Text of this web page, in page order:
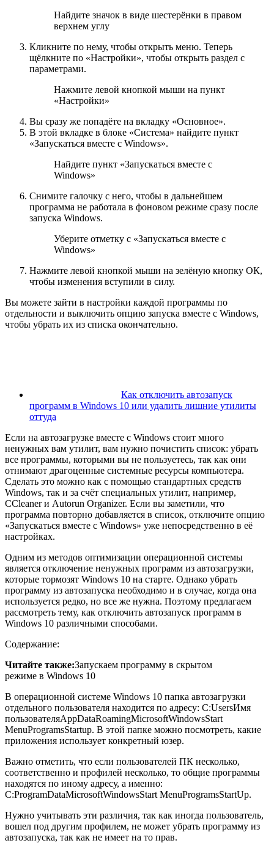
Найдите значок в виде шестерёнки в правом
верхнем углу
Кликните по нему, чтобы открыть меню. Теперь
щёлкните по «Настройки», чтобы открыть раздел с
параметрами.
Нажмите левой кнопкой мыши на пункт
«Настройки»
Вы сразу же попадёте на вкладку «Основное».
В этой вкладке в блоке «Система» найдите пункт
«Запускаться вместе с Windows».
Найдите пункт «Запускаться вместе с
Windows»
Снимите галочку с него, чтобы в дальнейшем
программа не работала в фоновом режиме сразу после
запуска Windows.
Уберите отметку с «Запускаться вместе с
Windows»
Нажмите левой кнопкой мыши на зелёную кнопку ОК,
чтобы изменения вступили в силу.
Вы можете зайти в настройки каждой программы по
отдельности и выключить опцию запуска вместе с Windows,
чтобы убрать их из списка окончательно.
Как отключить автозапуск
программ в Windows 10 или удалить лишние утилиты
оттуда
Если на автозагрузке вместе с Windows стоит много
ненужных вам утилит, вам нужно почистить список: убрать
все программы, которыми вы не пользуетесь, так как они
отнимают драгоценные системные ресурсы компьютера.
Сделать это можно как с помощью стандартных средств
Windows, так и за счёт специальных утилит, например,
CCleaner и Autorun Organizer. Если вы заметили, что
программа повторно добавляется в список, отключите опцию
«Запускаться вместе с Windows» уже непосредственно в её
настройках.
Одним из методов оптимизации операционной системы
является отключение ненужных программ из автозагрузки,
которые тормозят Windows 10 на старте. Однако убрать
программу из автозапуска необходимо и в случае, когда она
используется редко, но все же нужна. Поэтому предлагаем
рассмотреть тему, как отключить автозапуск программ в
Windows 10 различными способами.
Содержание:
Читайте также:Запускаем программу в скрытом
режиме в Windows 10
В операционной системе Windows 10 папка автозагрузки
отдельного пользователя находится по адресу: C:UsersИмя
пользователяAppDataRoamingMicrosoftWindowsStart
MenuProgramsStartup. В этой папке можно посмотреть, какие
приложения использует конкретный юзер.
Важно отметить, что если пользователей ПК несколько,
соответственно и профилей несколько, то общие программы
находятся по иному адресу, а именно:
C:ProgramDataMicrosoftWindowsStart MenuProgramsStartUp.
Нужно учитывать эти различия, так как иногда пользователь,
вошел под другим профилем, не может убрать программу из
автозапуска, так как не имеет на то прав.